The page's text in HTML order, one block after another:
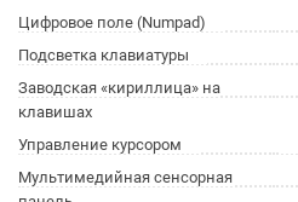
Цифровое поле (Numpad)
Подсветка клавиатуры
Заводская «кириллица» на
клавишах
Управление курсором
Мультимедийная сенсорная